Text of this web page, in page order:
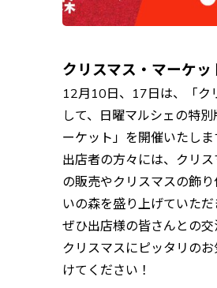
クリスマス・マーケ
12月10日、17日は、「ク
して、日曜マルシェの特
ーケット」を開催いたしま
出店者の方々には、クリ
の販売やクリスマスの飾
いの森を盛り上げていただ
ぜひ出店様の皆さんとの交
クリスマスにピッタリの
けてください！